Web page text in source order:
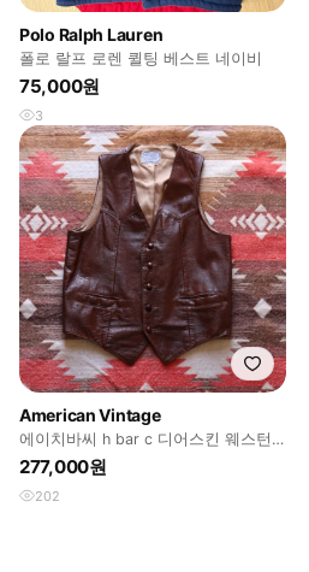
Polo Ralph Lauren
폴로 랄프 로렌 퀼팅 베스트 네이비
75,000원
3
American Vintage
에이치바씨 h bar c 디어스킨 웨스턴
레더 베스트 해
277,000원
202